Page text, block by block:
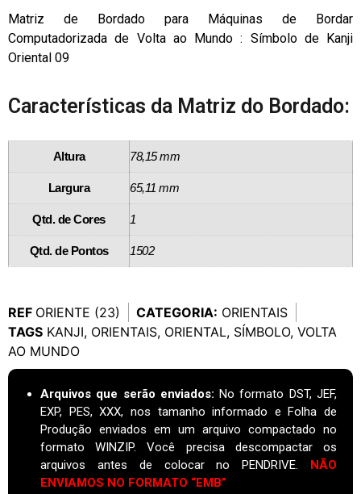
Matriz de Bordado para Máquinas de Bordar
Computadorizada de Volta ao Mundo : Símbolo de Kanji
Oriental 09
Características da Matriz do Bordado:
Altura 78,15 mm
Largura 65,11 mm
Qtd. de Cores 1
Qtd. de Pontos 1502
REF ORIENTE (23) CATEGORIA: ORIENTAIS
TAGS KANJI, ORIENTAIS, ORIENTAL, SÍMBOLO, VOLTA
AO MUNDO
Arquivos que serão enviados: No formato DST, JEF,
EXP, PES, XXX, nos tamanho informado e Folha de
Produção enviados em um arquivo compactado no
formato WINZIP. Você precisa descompactar os
arquivos antes de colocar no PENDRIVE. NÃO
ENVIAMOS NO FORMATO “EMB”